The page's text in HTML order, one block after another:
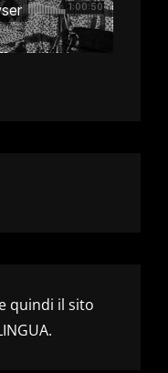
quindi il sito